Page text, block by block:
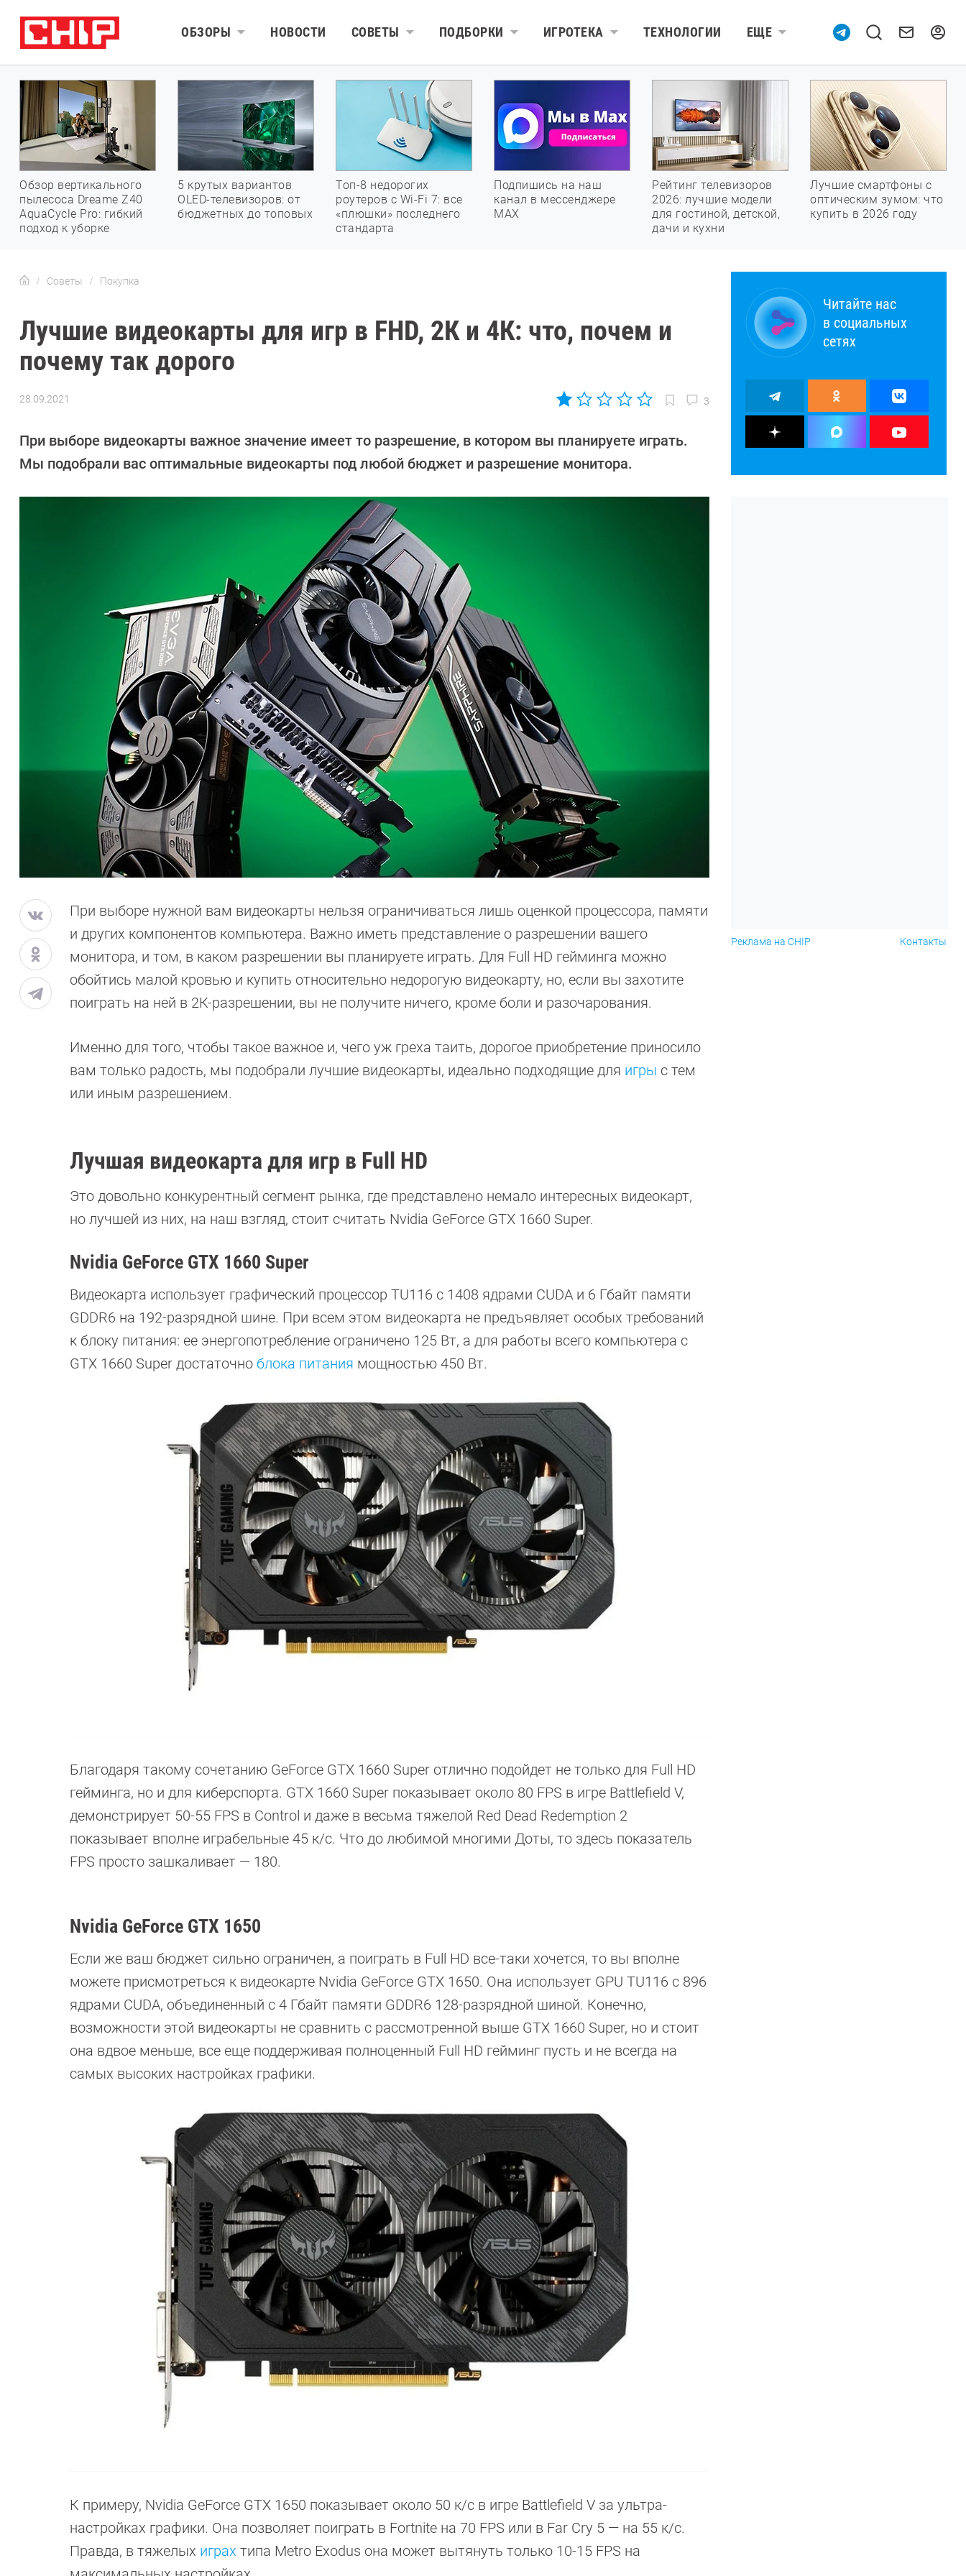
ОБЗОРЫ НОВОСТИ СОВЕТЫ ПОДБОРКИ ИГРОТЕКА ТЕХНОЛОГИИ ЕЩЕ
Обзор вертикального
пылесоса Dreame Z40
AquaCycle Pro: гибкий
подход к уборке
5 крутых вариантов
OLED-телевизоров: от
бюджетных до топовых
Топ-8 недорогих
роутеров с Wi-Fi 7: все
«плюшки» последнего
стандарта
Подпишись на наш
канал в мессенджере
МАХ
Рейтинг телевизоров
2026: лучшие модели
для гостиной, детской,
дачи и кухни
Лучшие смартфоны с
оптическим зумом: что
купить в 2026 году
Советы Покупка
Лучшие видеокарты для игр в FHD, 2К и 4К: что, почем и
почему так дорого
28.09.2021
3
При выборе видеокарты важное значение имеет то разрешение, в котором вы планируете играть.
Мы подобрали вас оптимальные видеокарты под любой бюджет и разрешение монитора.
При выборе нужной вам видеокарты нельзя ограничиваться лишь оценкой процессора, памяти
и других компонентов компьютера. Важно иметь представление о разрешении вашего
монитора, и том, в каком разрешении вы планируете играть. Для Full HD гейминга можно
обойтись малой кровью и купить относительно недорогую видеокарту, но, если вы захотите
поиграть на ней в 2К-разрешении, вы не получите ничего, кроме боли и разочарования.
Именно для того, чтобы такое важное и, чего уж греха таить, дорогое приобретение приносило
вам только радость, мы подобрали лучшие видеокарты, идеально подходящие для игры с тем
или иным разрешением.
Лучшая видеокарта для игр в Full HD
Это довольно конкурентный сегмент рынка, где представлено немало интересных видеокарт,
но лучшей из них, на наш взгляд, стоит считать Nvidia GeForce GTX 1660 Super.
Nvidia GeForce GTX 1660 Super
Видеокарта использует графический процессор TU116 с 1408 ядрами CUDA и 6 Гбайт памяти
GDDR6 на 192-разрядной шине. При всем этом видеокарта не предъявляет особых требований
к блоку питания: ее энергопотребление ограничено 125 Вт, а для работы всего компьютера с
GTX 1660 Super достаточно блока питания мощностью 450 Вт.
Благодаря такому сочетанию GeForce GTX 1660 Super отлично подойдет не только для Full HD
гейминга, но и для киберспорта. GTX 1660 Super показывает около 80 FPS в игре Battlefield V,
демонстрирует 50-55 FPS в Control и даже в весьма тяжелой Red Dead Redemption 2
показывает вполне играбельные 45 к/с. Что до любимой многими Доты, то здесь показатель
FPS просто зашкаливает — 180.
Nvidia GeForce GTX 1650
Если же ваш бюджет сильно ограничен, а поиграть в Full HD все-таки хочется, то вы вполне
можете присмотреться к видеокарте Nvidia GeForce GTX 1650. Она использует GPU TU116 с 896
ядрами CUDA, объединенный с 4 Гбайт памяти GDDR6 128-разрядной шиной. Конечно,
возможности этой видеокарты не сравнить с рассмотренной выше GTX 1660 Super, но и стоит
она вдвое меньше, все еще поддерживая полноценный Full HD гейминг пусть и не всегда на
самых высоких настройках графики.
К примеру, Nvidia GeForce GTX 1650 показывает около 50 к/с в игре Battlefield V за ультра-
настройках графики. Она позволяет поиграть в Fortnite на 70 FPS или в Far Cry 5 — на 55 к/с.
Правда, в тяжелых играх типа Metro Exodus она может вытянуть только 10-15 FPS на
Читайте нас
в социальных
сетях
Реклама на CHIP Контакты